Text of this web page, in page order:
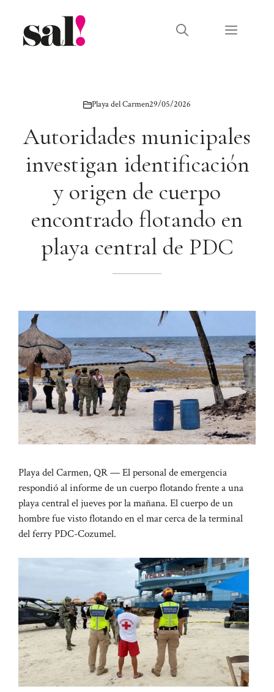
contenido
Menú
Playa del Carmen29/05/2026
Autoridades municipales
investigan identificación
y origen de cuerpo
encontrado flotando en
playa central de PDC
Playa del Carmen, QR — El personal de emergencia
respondió al informe de un cuerpo flotando frente a una
playa central el jueves por la mañana. El cuerpo de un
hombre fue visto flotando en el mar cerca de la terminal
del ferry PDC-Cozumel.